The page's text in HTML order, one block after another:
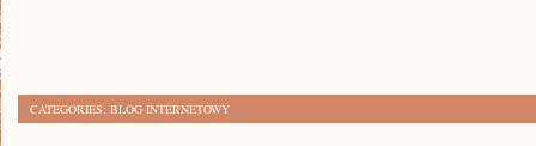
CATEGORIES: BLOG INTERNETOWY